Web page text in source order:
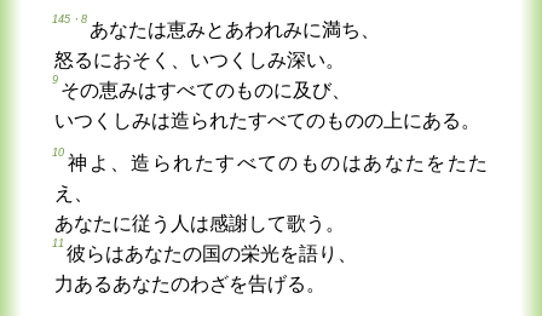
145・8
あなたは恵みとあわれみに満ち、
怒るにおそく、いつくしみ深い。
9
その恵みはすべてのものに及び、
いつくしみは造られたすべてのものの上にある。
10
神よ、造られたすべてのものはあなたをたた
え、
あなたに従う人は感謝して歌う。
11
彼らはあなたの国の栄光を語り、
力あるあなたのわざを告げる。